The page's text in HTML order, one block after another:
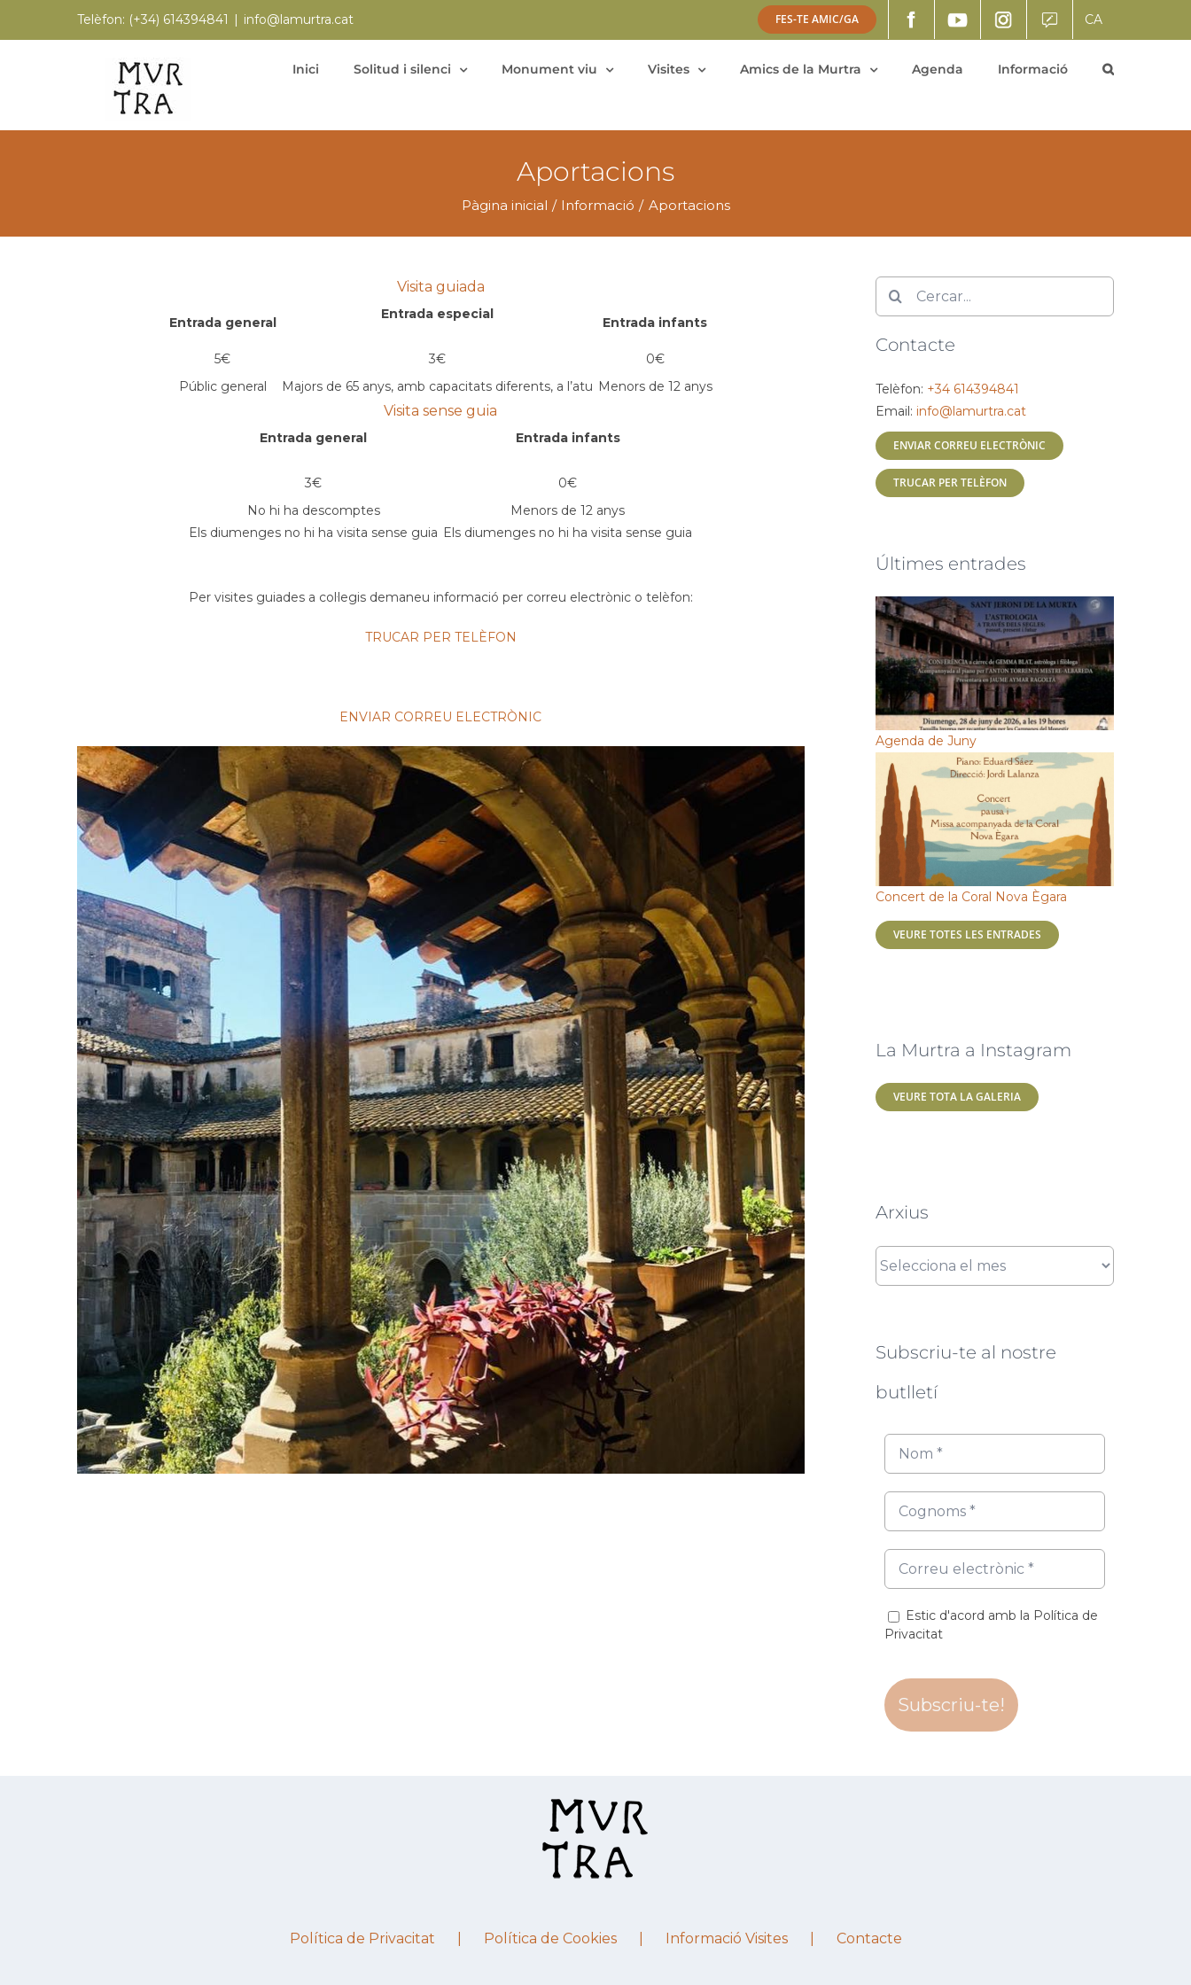
Telèfon: (+34) 614394841 | info@lamurtra.cat FES-TE AMIC/GA CA
Inici Solitud i silenci Monument viu Visites Amics de la Murtra Agenda Informació
Aportacions
Pàgina inicial Informació Aportacions
Visita guiada
Entrada general
Entrada especial
Entrada infants
5€ 3€ 0€
Públic general
Majors de 65 anys, amb capacitats diferents, a l’atu Menors de 12 anys
Visita sense guia
Entrada general Entrada infants
3€ 0€
No hi ha descomptes
Els diumenges no hi ha visita sense guia
Menors de 12 anys
Els diumenges no hi ha visita sense guia
Per visites guiades a col·legis demaneu informació per correu electrònic o telèfon:
TRUCAR PER TELÈFON
ENVIAR CORREU ELECTRÒNIC
Cerca
Contacte
Telèfon: +34 614394841
Email: info@lamurtra.cat
ENVIAR CORREU ELECTRÒNIC
TRUCAR PER TELÈFON
Últimes entrades
Agenda de Juny
Concert de la Coral Nova Ègara
VEURE TOTES LES ENTRADES
La Murtra a Instagram
VEURE TOTA LA GALERIA
Arxius
Arxius
Subscriu-te al nostre
butlletí
Estic d'acord amb la Política de
Privacitat
Política de Privacitat Política de Cookies Informació Visites Contacte